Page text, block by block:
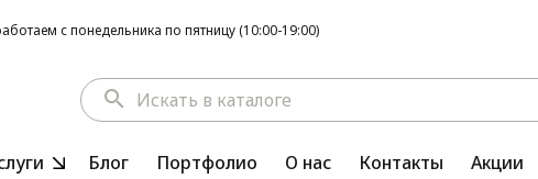
с понедельника по пятницу (10:00-19:00)
search
Блог Портфолио О нас Контакты Акции